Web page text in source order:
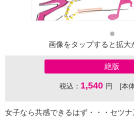
画像をタップすると拡大
絶版
税込： 1,540 円 [本
女子なら共感できるはず・・・セツナ